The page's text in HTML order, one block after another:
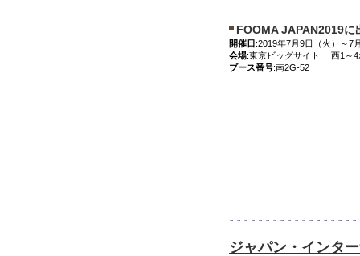
FOOMA JAPAN2019に
開催日:2019年7月9日（火）～7
会場:東京ビッグサイト 西1～4
ブース番号:南2G-52
ジャパン・インタ